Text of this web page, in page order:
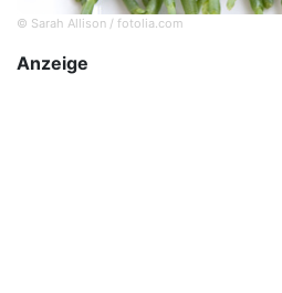
© Sarah Allison / fotolia.com
Anzeige